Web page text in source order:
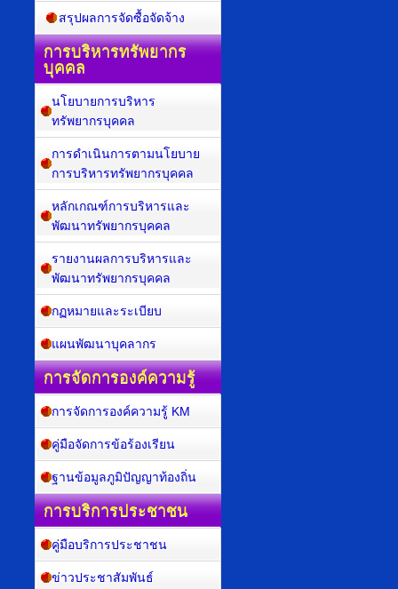
สรุปผลการจัดซื้อจัดจ้าง
การบริหารทรัพยากร
บุคคล
นโยบายการบริหาร
ทรัพยากรบุคคล
การดำเนินการตามนโยบาย
การบริหารทรัพยากรบุคคล
หลักเกณฑ์การบริหารและ
พัฒนาทรัพยากรบุคคล
รายงานผลการบริหารและ
พัฒนาทรัพยากรบุคคล
กฏหมายและระเบียบ
แผนพัฒนาบุคลากร
การจัดการองค์ความรู้
การจัดการองค์ความรู้ KM
คู่มือจัดการข้อร้องเรียน
ฐานข้อมูลภูมิปัญญาท้องถิ่น
การบริการประชาชน
คู่มือบริการประชาชน
ข่าวประชาสัมพันธ์